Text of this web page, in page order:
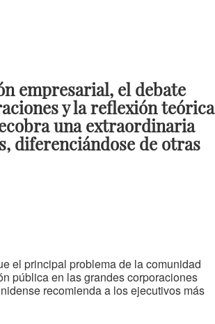
empresarial, el debate
y la reflexión teórica
una extraordinaria
diferenciándose de otras
el principal problema de la comunidad
pública en las grandes corporaciones
recomienda a los ejecutivos más